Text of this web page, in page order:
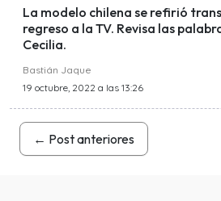
La modelo chilena se refirió
regreso a la TV. Revisa las
Cecilia.
Bastián Jaque
19 octubre, 2022 a las 13:26
← Post anteriores